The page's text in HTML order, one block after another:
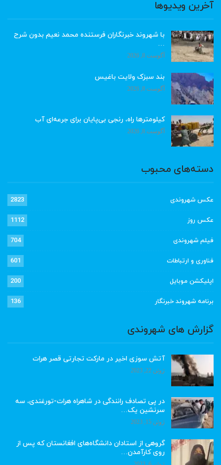
آخرین ویدیوها
با شهروند خبرنگاران فرستنده محمد نعیم بدون شرح
…
آگوست 8, 2026
بند سبزک ولایت باغیس
آگوست 8, 2026
کیلومترها راه، رنجی بی‌پایان برای جرعه‌ای آب
آگوست 8, 2026
دسته‌های محبوب
عکس شهروندی 2823
عکس روز 1112
فیلم شهروندی 704
فناوری و ارتباطات 601
اپلیکشن موبایل 200
برنامه شهروند خبرنگار 136
گزارش های شهروندی
آتش سوزی اخیر در مارکت تجارتی قصر هرات
ژوئن 22, 2023
در پی تصادف رانندگی در شاهراه هرات-تورغندی، سه
سرنشین یک…
ژوئن 15, 2023
گروهی از استادان دانشگاه‌های افغانستان که پس از
روی کارآمدن…